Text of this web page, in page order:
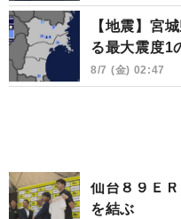
【地震】宮
る最大震度1
8/7 (金) 02:47
仙台８９Ｅ
を結ぶ